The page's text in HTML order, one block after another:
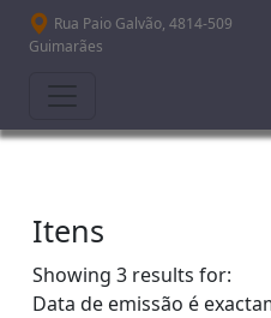
Passar para o conteúdo
Rua Paio Galvão, 4814-509
Guimarães
Itens
Showing 3 results for:
Data de emissão é